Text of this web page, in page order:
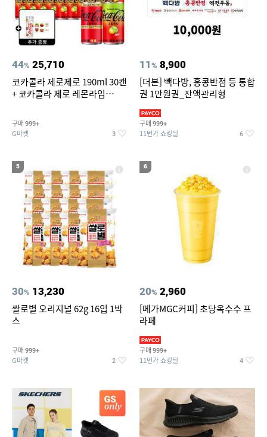
44% 25,710
코카콜라 제로제로 190ml 30캔
+ 코카콜라 제로 레몬라임
티커 세트
구매 999+
G마켓 3
11% 8,900
[더본] 빽다방, 홍콩반점 등 통합
권 1만원권_잔액관리형
구매 999+
11번가 쇼킹딜 6
5
30% 13,230
쌀로별 오리지널 62g 16입 1박
스
구매 999+
G마켓 2
6
20% 2,960
[메가MGC커피] 초당옥수수 프
라페
구매 999+
11번가 쇼킹딜 4